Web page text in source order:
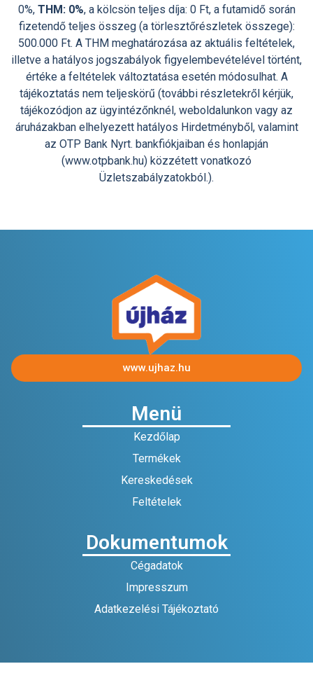
0%, THM: 0%, a kölcsön teljes díja: 0 Ft, a futamidő során
fizetendő teljes összeg (a törlesztőrészletek összege):
500.000 Ft. A THM meghatározása az aktuális feltételek,
illetve a hatályos jogszabályok figyelembevételével történt,
értéke a feltételek változtatása esetén módosulhat. A
tájékoztatás nem teljeskörű (további részletekről kérjük,
tájékozódjon az ügyintézőnknél, weboldalunkon vagy az
áruházakban elhelyezett hatályos Hirdetményből, valamint
az OTP Bank Nyrt. bankfiókjaiban és honlapján
(www.otpbank.hu) közzétett vonatkozó
Üzletszabályzatokból.).
www.ujhaz.hu
Menü
Kezdőlap
Termékek
Kereskedések
Feltételek
Dokumentumok
Cégadatok
Impresszum
Adatkezelési Tájékoztató